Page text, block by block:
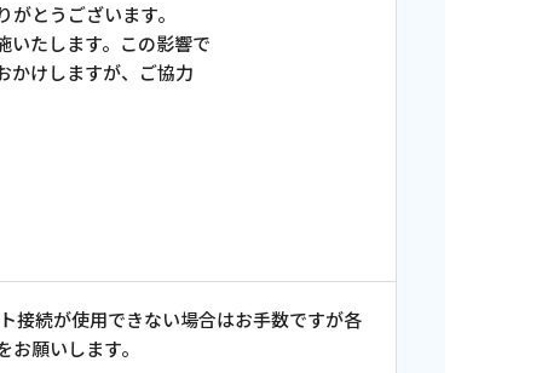
とうございます。
いたします。この影響で
かけしますが、ご協力
接続が使用できない場合はお手数ですが各
願いします。